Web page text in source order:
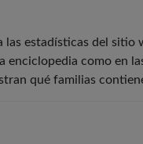
las estadísticas del
enciclopedia como en
qué familias